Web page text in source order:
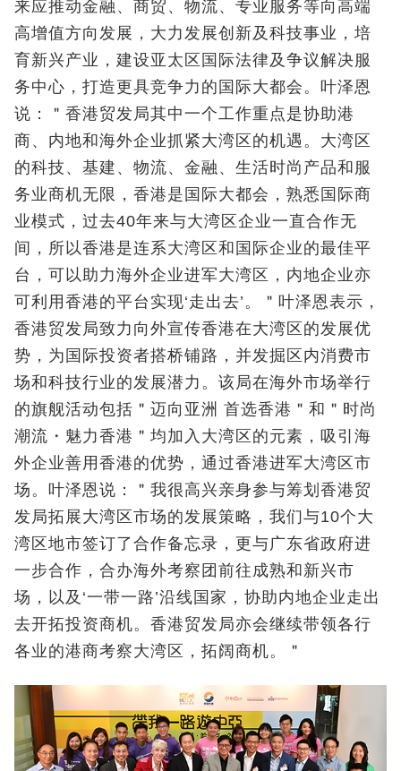
来应推动金融、商贸、物流、专业服务等向高端
高增值方向发展，大力发展创新及科技事业，培
育新兴产业，建设亚太区国际法律及争议解决服
务中心，打造更具竞争力的国际大都会。叶泽恩
说：＂香港贸发局其中一个工作重点是协助港
商、内地和海外企业抓紧大湾区的机遇。大湾区
的科技、基建、物流、金融、生活时尚产品和服
务业商机无限，香港是国际大都会，熟悉国际商
业模式，过去40年来与大湾区企业一直合作无
间，所以香港是连系大湾区和国际企业的最佳平
台，可以助力海外企业进军大湾区，内地企业亦
可利用香港的平台实现‘走出去’。＂叶泽恩表示，
香港贸发局致力向外宣传香港在大湾区的发展优
势，为国际投资者搭桥铺路，并发掘区内消费市
场和科技行业的发展潜力。该局在海外市场举行
的旗舰活动包括＂迈向亚洲 首选香港＂和＂时尚
潮流・魅力香港＂均加入大湾区的元素，吸引海
外企业善用香港的优势，通过香港进军大湾区市
场。叶泽恩说：＂我很高兴亲身参与筹划香港贸
发局拓展大湾区市场的发展策略，我们与10个大
湾区地市签订了合作备忘录，更与广东省政府进
一步合作，合办海外考察团前往成熟和新兴市
场，以及‘一带一路’沿线国家，协助内地企业走出
去开拓投资商机。香港贸发局亦会继续带领各行
各业的港商考察大湾区，拓阔商机。＂